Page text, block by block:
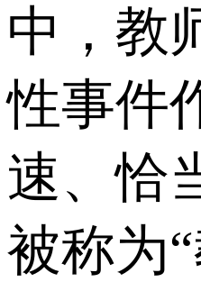
中，教
性事件
速、恰
被称为